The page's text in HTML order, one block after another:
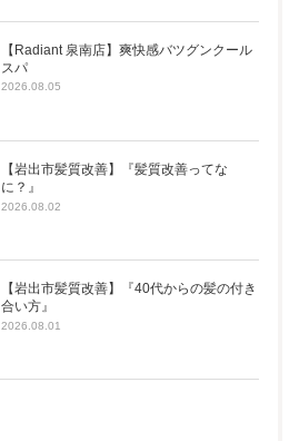
【Radiant 泉南店】爽快感バツグンクール
スパ
2026.08.05
【岩出市髪質改善】『髪質改善ってな
に？』
2026.08.02
【岩出市髪質改善】『40代からの髪の付き
合い方』
2026.08.01